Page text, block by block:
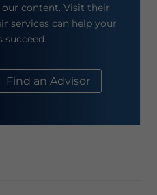
content. Visit their
services can help your
succeed.
Find an Advisor